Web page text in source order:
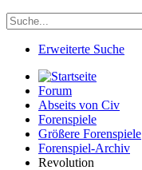
Erweiterte Suche
Forum
Abseits von Civ
Forenspiele
Größere Forenspiele
Forenspiel-Archiv
Revolution